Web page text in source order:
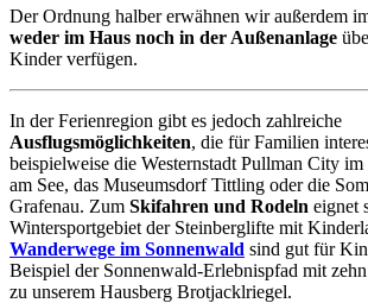
Der Ordnung halber erwähnen wir außerdem
weder im Haus noch in der Außenanlage
Kinder verfügen.
In der Ferienregion gibt es jedoch zahlreiche
Ausflugsmöglichkeiten, die für Familien
beispielweise die Westernstadt Pullman City
am See, das Museumsdorf Tittling oder die
Grafenau. Zum Skifahren und Rodeln eignet
Wintersportgebiet der Steinberglifte mit
Wanderwege im Sonnenwald sind gut für
Beispiel der Sonnenwald-Erlebnispfad mit
zu unserem Hausberg Brotjacklriegel.